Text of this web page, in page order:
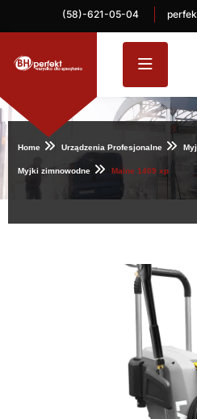
(58)-621-05-04
Home Urządzenia Profesjonalne
Myjki zimnowodne Maine 1409 xp